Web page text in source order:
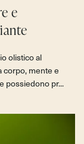
e
olistico al
mente e
possiedono pr...